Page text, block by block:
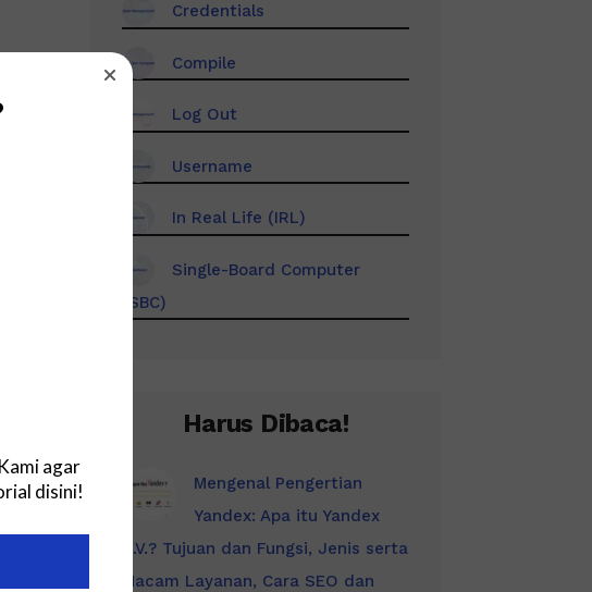
Credentials
Compile
Log Out
Username
In Real Life (IRL)
Single-Board Computer
(SBC)
Harus Dibaca!
Mengenal Pengertian
Yandex: Apa itu Yandex
N.V.? Tujuan dan Fungsi, Jenis serta
Macam Layanan, Cara SEO dan
agar
disini!